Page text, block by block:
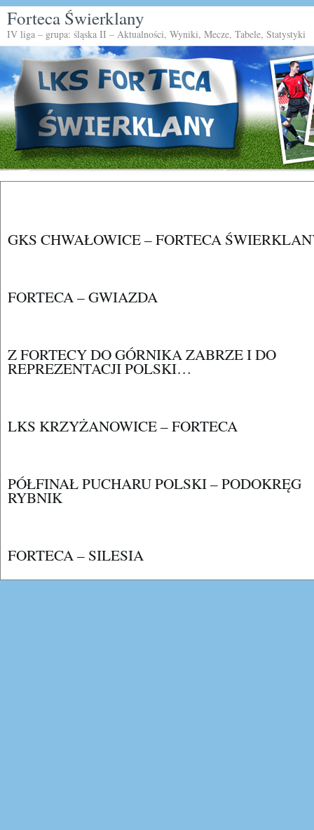
Forteca Świerklany
IV liga – grupa: śląska II – Aktualności, Wyniki, Mecze, Tabele, Statystyki
GKS CHWAŁOWICE – FORTECA
FORTECA – GWIAZDA
Z FORTECY DO GÓRNIKA ZABRZE I DO
REPREZENTACJI POLSKI…
LKS KRZYŻANOWICE – FORTECA
PÓŁFINAŁ PUCHARU POLSKI – PODOKRĘG
RYBNIK
FORTECA – SILESIA